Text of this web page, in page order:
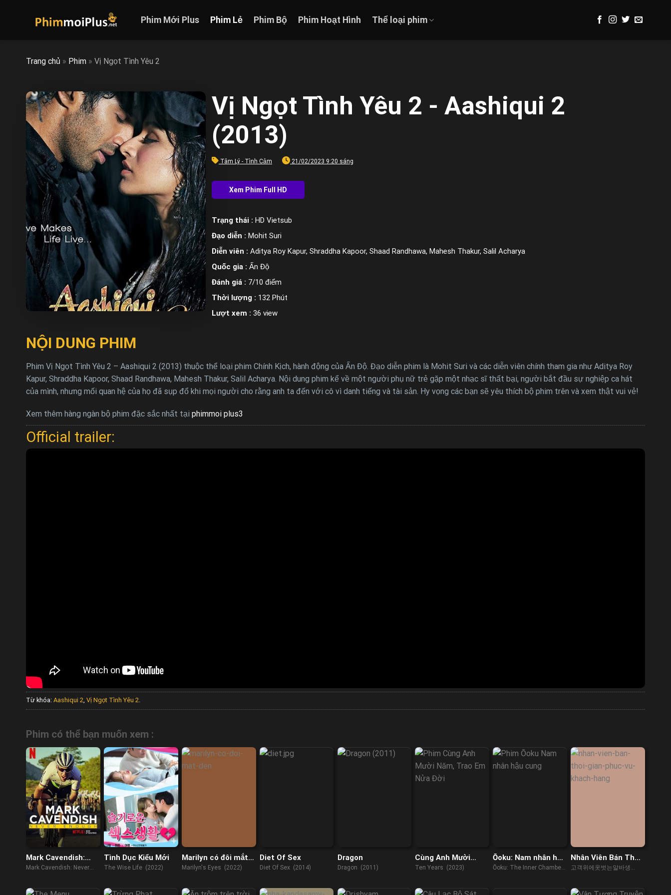
Phim Mới Plus Phim Lẻ Phim Bộ Phim Hoạt Hình Thể loại phim
Trang chủ » Phim » Vị Ngọt Tình Yêu 2
Vị Ngọt Tình Yêu 2 - Aashiqui 2
(2013)
Tâm Lý - Tình Cảm 21/02/2023 9:20 sáng
Trạng thái : HD Vietsub
Đạo diễn : Mohit Suri
Diễn viên : Aditya Roy Kapur, Shraddha Kapoor, Shaad Randhawa, Mahesh Thakur, Salil Acharya
Quốc gia : Ấn Độ
Đánh giá : 7/10 điểm
Thời lượng : 132 Phút
Lượt xem : 36 view
NỘI DUNG PHIM
Phim Vị Ngọt Tình Yêu 2 – Aashiqui 2 (2013) thuộc thể loại phim Chính Kịch, hành động của Ấn Độ. Đạo diễn phim là Mohit Suri và các diễn viên chính tham gia như Aditya Roy
Kapur, Shraddha Kapoor, Shaad Randhawa, Mahesh Thakur, Salil Acharya. Nội dung phim kể về một người phụ nữ trẻ gặp một nhạc sĩ thất bại, người bắt đầu sự nghiệp ca hát
của mình, nhưng mối quan hệ của họ đã sụp đổ khi mọi người cho rằng anh ta đến với cô vì danh tiếng và tài sản. Hy vọng các bạn sẽ yêu thích bộ phim trên và xem thật vui vẻ!
Xem thêm hàng ngàn bộ phim đặc sắc nhất tại phimmoi plus3
Official trailer:
Từ khóa: Aashiqui 2 Vị Ngọt Tình Yêu 2
Phim có thể bạn muốn xem :
Mark Cavendish:
Không Bao Giờ Đủ
Mark Cavendish: Never
Tình Dục Kiểu Mới
The Wise Life (2022)
Marilyn có đôi mắt
đen
Marilyn's Eyes (2022)
Diet Of Sex
Diet Of Sex (2014)
Dragon
Dragon (2011)
Cùng Anh Mười
Năm, Trao Em Nửa
Ten Years (2023)
Ōoku: Nam nhân hậu
cung
Ōoku: The Inner Chambers
Nhân Viên Bán Thời
Gian Phục Vụ Khách
고객위에옷벗는알바생